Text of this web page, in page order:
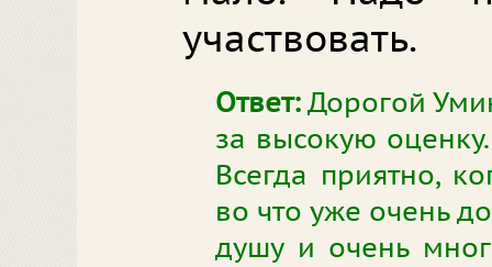
участвовать.
Ответ: Дорогой
за высокую
Всегда приятно,
во что уже очень
душу и очень